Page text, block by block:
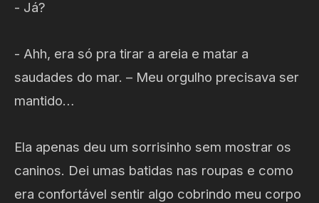
- Já?
- Ahh, era só pra tirar a areia e matar a
saudades do mar. – Meu orgulho precisava ser
mantido…
Ela apenas deu um sorrisinho sem mostrar os
caninos. Dei umas batidas nas roupas e como
era confortável sentir algo cobrindo meu corpo